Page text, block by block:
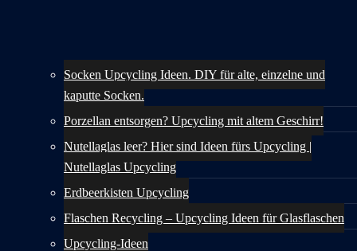
Socken Upcycling Ideen. DIY für alte, einzelne und
kaputte Socken.
Porzellan entsorgen? Upcycling mit altem Geschirr!
Nutellaglas leer? Hier sind Ideen fürs Upcycling |
Nutellaglas Upcycling
Erdbeerkisten Upcycling
Flaschen Recycling – Upcycling Ideen für Glasflaschen
Upcycling-Ideen